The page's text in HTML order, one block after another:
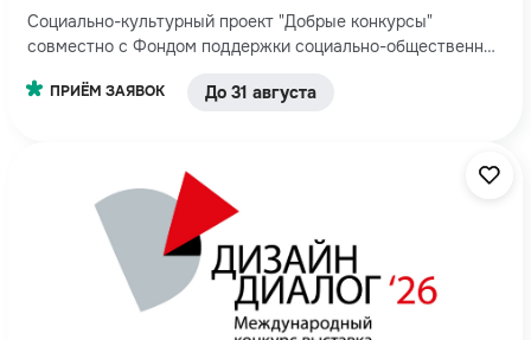
«ЛЮБИМЫЕ СТРОКИ»
Социально-культурный проект "Добрые конкурсы"
совместно с Фондом поддержки социально-общественных
ПРИЁМ ЗАЯВОК До 31 августа